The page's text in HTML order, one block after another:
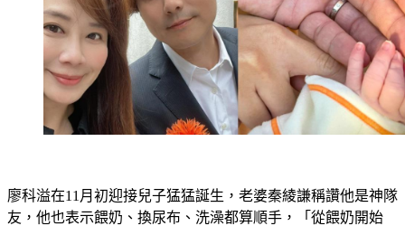
廖科溢在11月初迎接兒子猛猛誕生，老婆秦綾謙稱讚他是神隊
友，他也表示餵奶、換尿布、洗澡都算順手，「從餵奶開始